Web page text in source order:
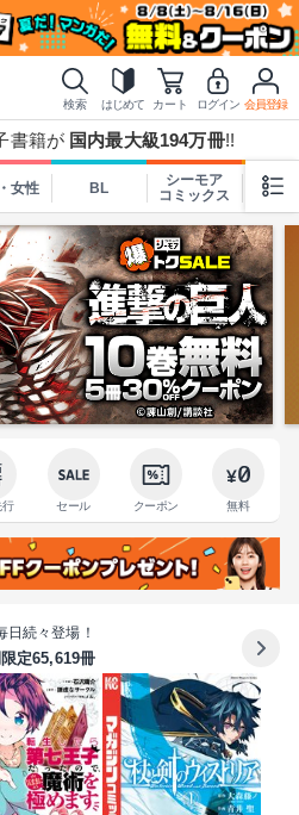
検索 はじめて カート ログイン 会員登録
書籍が 国内最大級194万冊!!
女性 BL
シーモア
コミックス
TL
行 セール クーポン 無料
続々登場！
定65,619冊